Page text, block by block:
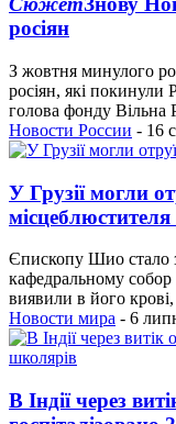
росіян
З жовтня минулого
росіян, які покинули
голова фонду Вільна
Новости России - 16
У Грузії могли
Єпископу Шио стало
кафедральному собор
виявили в його
Новости мира - 6
В Індії через